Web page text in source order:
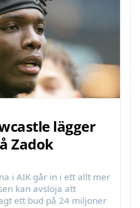
lägger
Zadok
i AIK går in i ett allt mer
kan avslöja att
ett bud på 24 miljoner